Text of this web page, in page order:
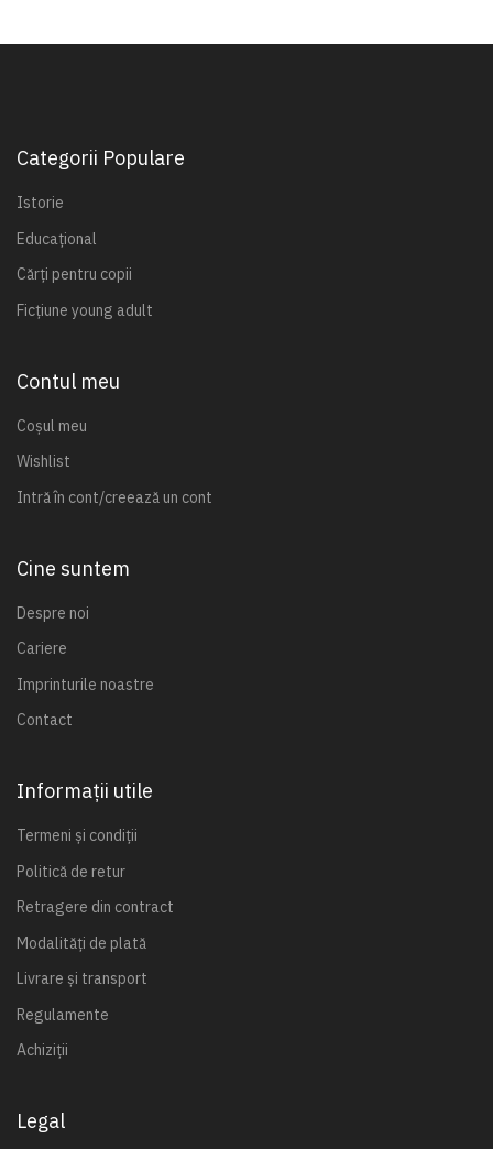
Categorii Populare
Istorie
Educațional
Cărți pentru copii
Ficțiune young adult
Contul meu
Coșul meu
Wishlist
Intră în cont/creează un cont
Cine suntem
Despre noi
Cariere
Imprinturile noastre
Contact
Informații utile
Termeni și condiții
Politică de retur
Retragere din contract
Modalități de plată
Livrare și transport
Regulamente
Achiziții
Legal